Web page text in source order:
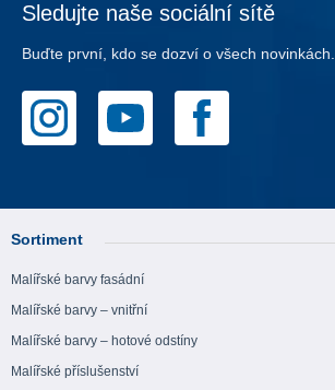
Sledujte naše sociální sítě
Buďte první, kdo se dozví o všech novinkách.
Sortiment
Malířské barvy fasádní
Malířské barvy – vnitřní
Malířské barvy – hotové odstíny
Malířské příslušenství